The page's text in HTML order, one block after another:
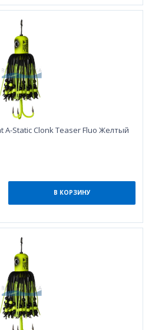
Static Clonk Teaser Fluo Желтый
В КОРЗИНУ